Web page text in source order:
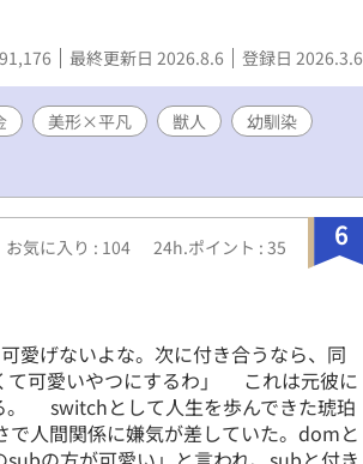
は地雷確認のために置いております。
最終更新日 2026.8.6 登録日 2026.3.6
美形×平凡 獣人
幼馴染
6
お気に入り : 104 24h.ポイント : 35
可愛げないよな。次に付き合うなら、同
て可愛いやつにするわ」 これは元彼に
。 switchとして人生を歩んできた琥珀
で人間関係に嫌気が差していた。domと